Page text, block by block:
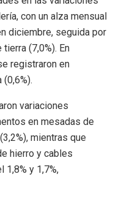
con un alza mensual
diciembre, seguida por
(7,0%). En
registraron en
variaciones
en mesadas de
mientras que
hierro y cables
y 1,7%,